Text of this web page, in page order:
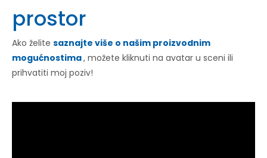
prostor
Ako želite saznajte više o našim proizvodnim
mogućnostima, možete kliknuti na avatar u sceni ili
prihvatiti moj poziv!